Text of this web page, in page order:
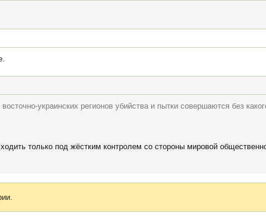
украинских регионов убийства и пытки совершаются без
только под жёстким контролем со стороны мировой